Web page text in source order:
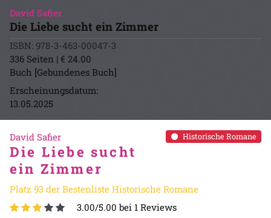
David Safier
Die Liebe sucht ein Zimmer
ISBN: 978-3-463-00047-3
336 Seiten | € 24.00
Buch [Gebundenes Buch]
Erscheinungsdatum:
13.05.2025
Historische Romane
David Safier
Die Liebe sucht
ein Zimmer
Platz 93 der Bestenliste Historische Romane
3.00/5.00 bei 1 Reviews